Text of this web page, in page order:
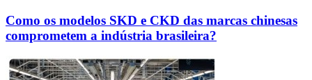
Como os modelos SKD e CKD das marcas chinesas
comprometem a indústria brasileira?